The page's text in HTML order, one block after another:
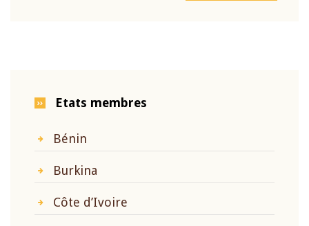
Etats membres
Bénin
Burkina
Côte d’Ivoire